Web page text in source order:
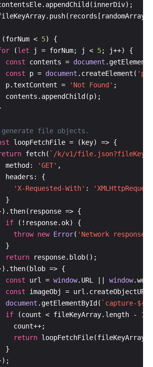
(forNum < 5
(let j = forNum; j < 5
const contents = document
const p = document .createElement( 'p'
p.textContent =
'Not Found'
fetch( `/k/v1/file.json?fileKey=
method:
'GET'
'X-Requested-With' :
if
throw new Error( 'Network response
return
const url = window.URL || window
const
document .getElementById( `capture-${
if (count < fileKeyArray.length - 1
return